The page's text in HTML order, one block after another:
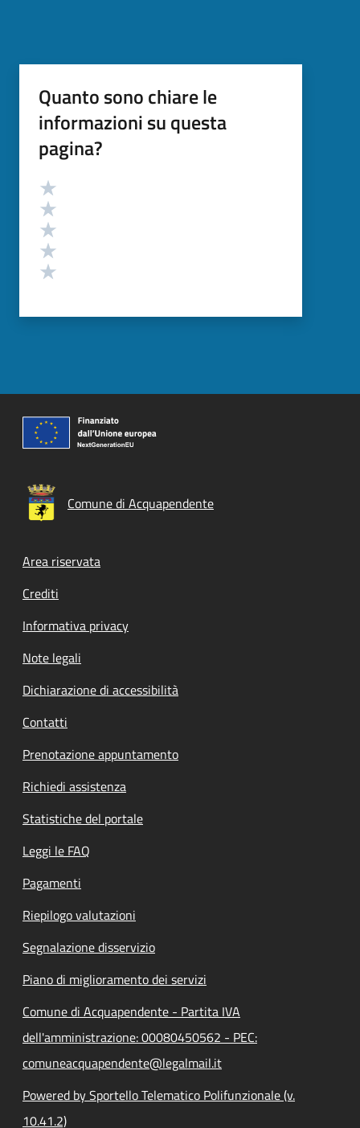
Quanto sono chiare le
informazioni su questa
pagina?
Valutazione
Comune di Acquapendente
Footer menu
Area riservata
Crediti
Informativa privacy
Note legali
Dichiarazione di accessibilità
Contatti
Prenotazione appuntamento
Richiedi assistenza
Statistiche del portale
Leggi le FAQ
Pagamenti
Riepilogo valutazioni
Segnalazione disservizio
Piano di miglioramento dei servizi
Comune di Acquapendente - Partita IVA
dell'amministrazione: 00080450562 - PEC:
comuneacquapendente@legalmail.it
Powered by Sportello Telematico Polifunzionale (v.
10.41.2)